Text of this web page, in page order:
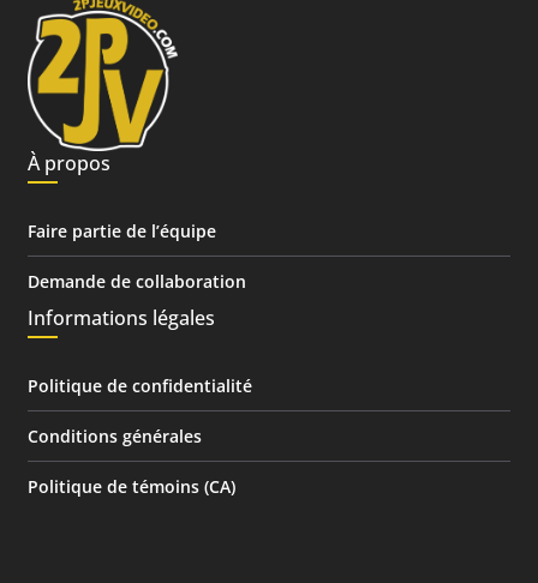
À propos
Faire partie de l’équipe
Demande de collaboration
Informations légales
Politique de confidentialité
Conditions générales
Politique de témoins (CA)